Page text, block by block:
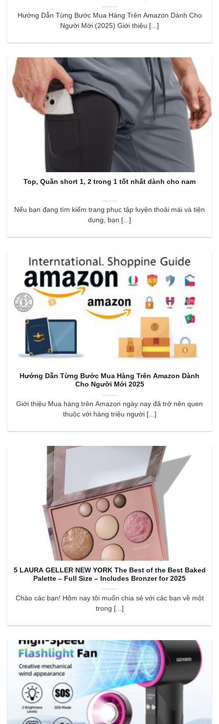
Hướng Dẫn Từng Bước Mua Hàng Trên Amazon Dành Cho
Người Mới (2025) Giới thiệu [...]
Top, Quần short 1, 2 trong 1 tốt nhất dành cho nam
Nếu bạn đang tìm kiếm trang phục tập luyện thoải mái và tiện
dụng, bạn [...]
Hướng Dẫn Từng Bước Mua Hàng Trên Amazon Dành
Cho Người Mới 2025
Giới thiệu Mua hàng trên Amazon ngày nay đã trở nên quen
thuộc với hàng triệu người [...]
5 LAURA GELLER NEW YORK The Best of the Best Baked
Palette – Full Size – Includes Bronzer for 2025
Chào các bạn! Hôm nay tôi muốn chia sẻ với các bạn về một
trong [...]